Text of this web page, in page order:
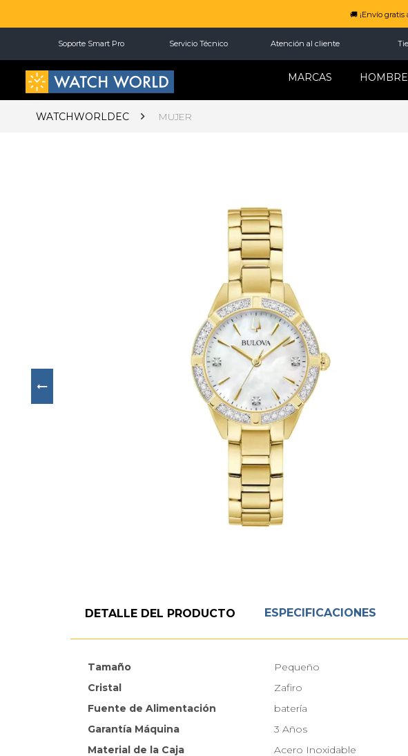
💳 Difiere
Soporte Smart Pro Servicio Técnico Atención al cliente
MARCAS HOMBRE
WATCHWORLDEC MUJER
DETALLE DEL PRODUCTO ESPECIFICACIONES
Tamaño
Pequeño
Cristal
Zafiro
Fuente de Alimentación
batería
Garantía Máquina
3 Años
Material de la Caja
Acero Inoxidable